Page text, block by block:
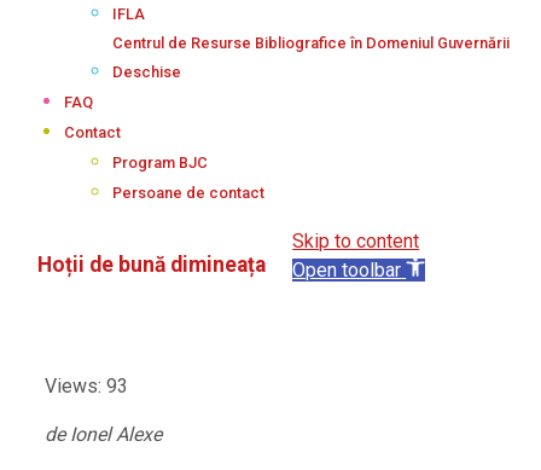
IFLA
Centrul de Resurse Bibliografice în Domeniul Guvernării
Deschise
FAQ
Contact
Program BJC
Persoane de contact
Hoții de bună dimineața
Views: 93
de Ionel Alexe
Skip to content
Open toolbar